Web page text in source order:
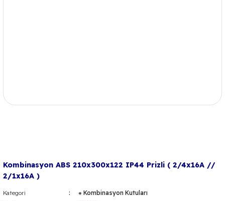
Kombinasyon ABS 210x300x122 IP44 Prizli ( 2/4x16A //
2/1x16A )
Kategori
⁕ Kombinasyon Kutuları